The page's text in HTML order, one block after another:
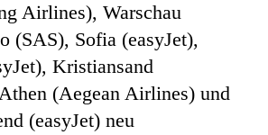
Airlines), Warschau
(SAS), Sofia (easyJet),
Kristiansand
(Aegean Airlines) und
(easyJet) neu